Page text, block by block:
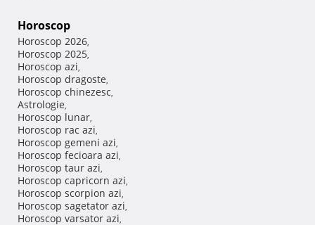
Horoscop
Horoscop 2026,
Horoscop 2025,
Horoscop azi,
Horoscop dragoste,
Horoscop chinezesc,
Astrologie,
Horoscop lunar,
Horoscop rac azi,
Horoscop gemeni azi,
Horoscop fecioara azi,
Horoscop taur azi,
Horoscop capricorn azi,
Horoscop scorpion azi,
Horoscop sagetator azi,
Horoscop varsator azi,